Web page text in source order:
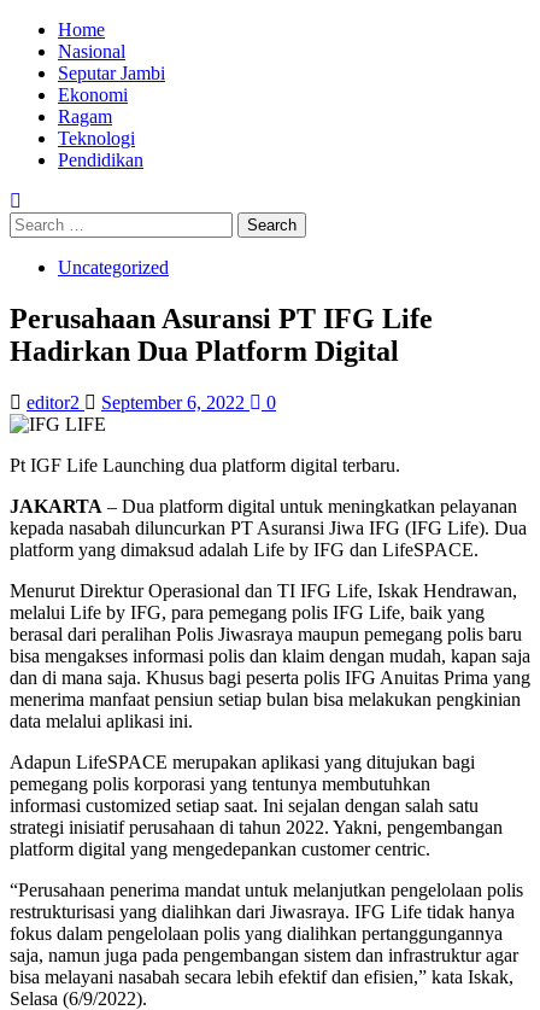
Skip
content
Primary
Menu
Home
Nasional
Seputar Jambi
Ekonomi
Ragam
Teknologi
Pendidikan
Search
for:
Uncategorized
Perusahaan Asuransi PT IFG Life
Hadirkan Dua Platform Digital
editor2 September 6, 2022 0
Pt IGF Life Launching dua platform digital terbaru.
JAKARTA – Dua platform digital untuk meningkatkan pelayanan
kepada nasabah diluncurkan PT Asuransi Jiwa IFG (IFG Life). Dua
platform yang dimaksud adalah Life by IFG dan LifeSPACE.
Menurut Direktur Operasional dan TI IFG Life, Iskak Hendrawan,
melalui Life by IFG, para pemegang polis IFG Life, baik yang
berasal dari peralihan Polis Jiwasraya maupun pemegang polis baru
bisa mengakses informasi polis dan klaim dengan mudah, kapan saja
dan di mana saja. Khusus bagi peserta polis IFG Anuitas Prima yang
menerima manfaat pensiun setiap bulan bisa melakukan pengkinian
data melalui aplikasi ini.
Adapun LifeSPACE merupakan aplikasi yang ditujukan bagi
pemegang polis korporasi yang tentunya membutuhkan
informasi customized setiap saat. Ini sejalan dengan salah satu
strategi inisiatif perusahaan di tahun 2022. Yakni, pengembangan
platform digital yang mengedepankan customer centric.
“Perusahaan penerima mandat untuk melanjutkan pengelolaan polis
restrukturisasi yang dialihkan dari Jiwasraya. IFG Life tidak hanya
fokus dalam pengelolaan polis yang dialihkan pertanggungannya
saja, namun juga pada pengembangan sistem dan infrastruktur agar
bisa melayani nasabah secara lebih efektif dan efisien,” kata Iskak,
Selasa (6/9/2022).